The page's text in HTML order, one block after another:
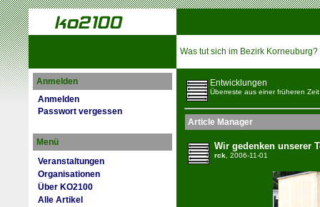
Was tut sich im Bezirk Korneuburg?
Anmelden
Anmelden
Passwort vergessen
Menü
Veranstaltungen
Organisationen
Über KO2100
Alle Artikel
Entwicklungen
Überreste aus einer früheren Zeit
Article Manager
Wir gedenken unserer
rck, 2006-11-01